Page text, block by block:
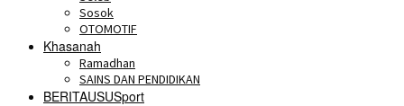
Sosok
OTOMOTIF
Khasanah
Ramadhan
SAINS DAN PENDIDIKAN
BERITAUSUSport